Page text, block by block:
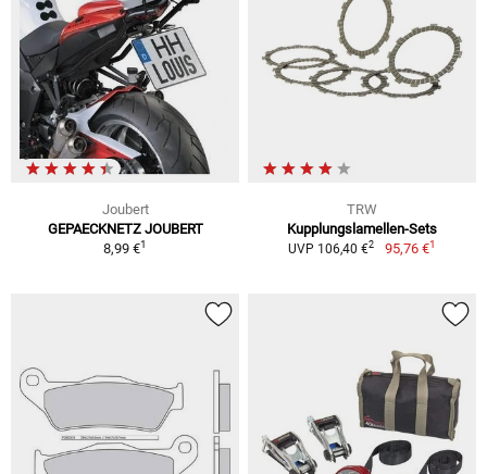
Joubert
GEPAECKNETZ JOUBERT
8,99 €1
TRW
Kupplungslamellen-Sets
UVP 106,40 €2 95,76 €1